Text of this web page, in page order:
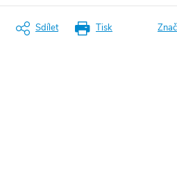
Tisk
Sdílet